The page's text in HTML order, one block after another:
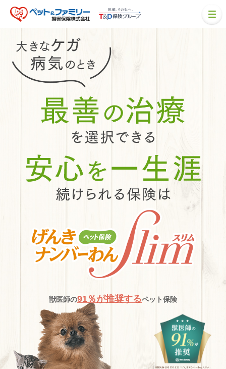
獣医師の91％が推奨するペット保険